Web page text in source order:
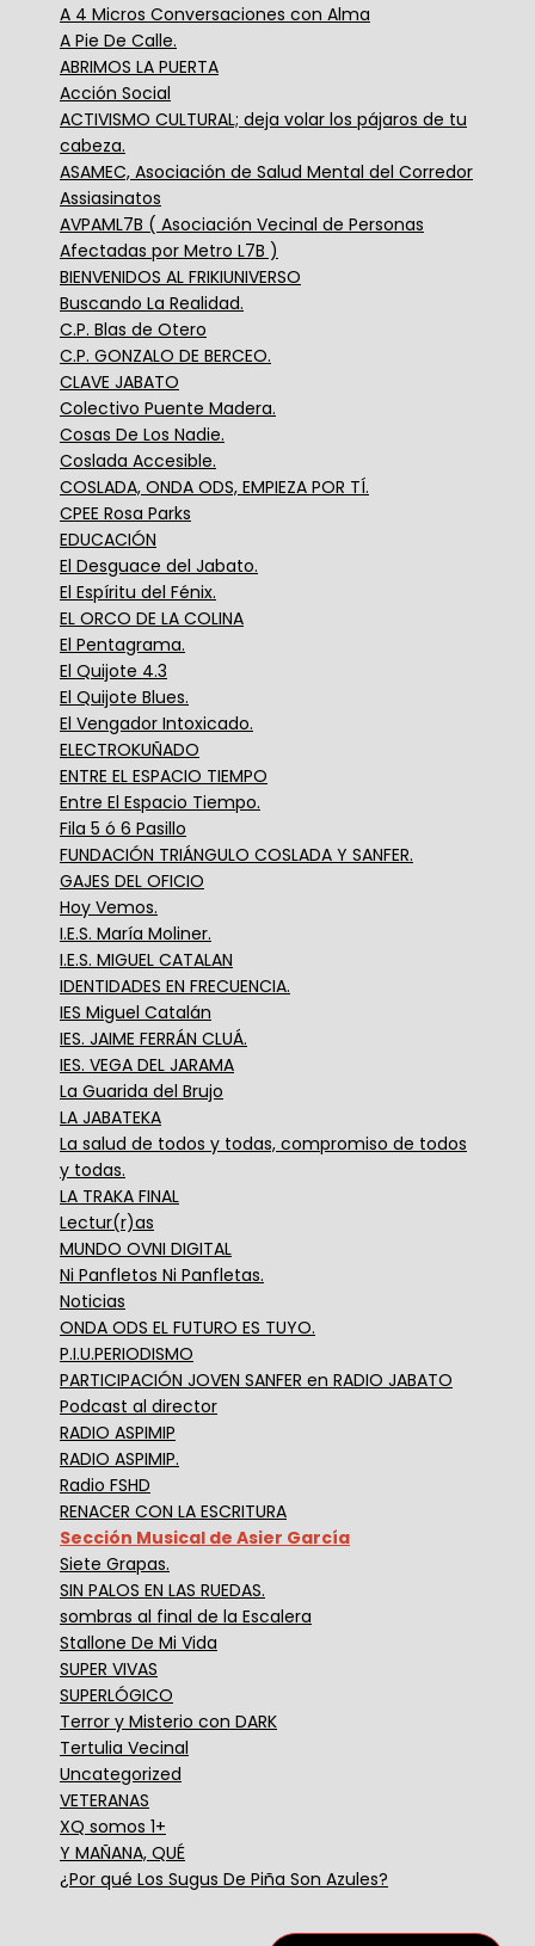
A 4 Micros Conversaciones con Alma
A Pie De Calle.
ABRIMOS LA PUERTA
Acción Social
ACTIVISMO CULTURAL; deja volar los pájaros de tu
cabeza.
ASAMEC, Asociación de Salud Mental del Corredor
Assiasinatos
AVPAML7B ( Asociación Vecinal de Personas
Afectadas por Metro L7B )
BIENVENIDOS AL FRIKIUNIVERSO
Buscando La Realidad.
C.P. Blas de Otero
C.P. GONZALO DE BERCEO.
CLAVE JABATO
Colectivo Puente Madera.
Cosas De Los Nadie.
Coslada Accesible.
COSLADA, ONDA ODS, EMPIEZA POR TÍ.
CPEE Rosa Parks
EDUCACIÓN
El Desguace del Jabato.
El Espíritu del Fénix.
EL ORCO DE LA COLINA
El Pentagrama.
El Quijote 4.3
El Quijote Blues.
El Vengador Intoxicado.
ELECTROKUÑADO
ENTRE EL ESPACIO TIEMPO
Entre El Espacio Tiempo.
Fila 5 ó 6 Pasillo
FUNDACIÓN TRIÁNGULO COSLADA Y SANFER.
GAJES DEL OFICIO
Hoy Vemos.
I.E.S. María Moliner.
I.E.S. MIGUEL CATALAN
IDENTIDADES EN FRECUENCIA.
IES Miguel Catalán
IES. JAIME FERRÁN CLUÁ.
IES. VEGA DEL JARAMA
La Guarida del Brujo
LA JABATEKA
La salud de todos y todas, compromiso de todos
y todas.
LA TRAKA FINAL
Lectur(r)as
MUNDO OVNI DIGITAL
Ni Panfletos Ni Panfletas.
Noticias
ONDA ODS EL FUTURO ES TUYO.
P.I.U.PERIODISMO
PARTICIPACIÓN JOVEN SANFER en RADIO JABATO
Podcast al director
RADIO ASPIMIP
RADIO ASPIMIP.
Radio FSHD
RENACER CON LA ESCRITURA
Sección Musical de Asier García
Siete Grapas.
SIN PALOS EN LAS RUEDAS.
sombras al final de la Escalera
Stallone De Mi Vida
SUPER VIVAS
SUPERLÓGICO
Terror y Misterio con DARK
Tertulia Vecinal
Uncategorized
VETERANAS
XQ somos 1+
Y MAÑANA, QUÉ
¿Por qué Los Sugus De Piña Son Azules?